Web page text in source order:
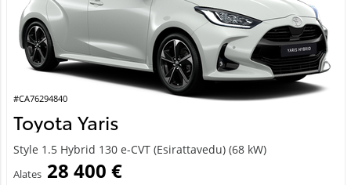
#CA76294840
Toyota Yaris
Style 1.5 Hybrid 130 e-CVT (Esirattavedu) (68 kW)
Alates 28 400 €